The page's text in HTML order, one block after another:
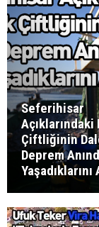
Seferihisar
Açıklarındaki
Çiftliğinin
Deprem
Yaşadıklarını